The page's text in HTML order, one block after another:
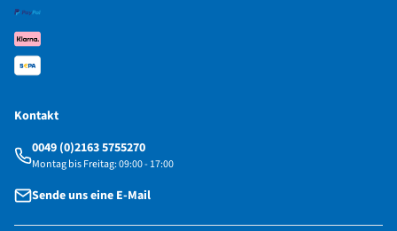
Kontakt
0049 (0)2163 5755270
Montag bis Freitag: 09:00 - 17:00
Sende uns eine E-Mail